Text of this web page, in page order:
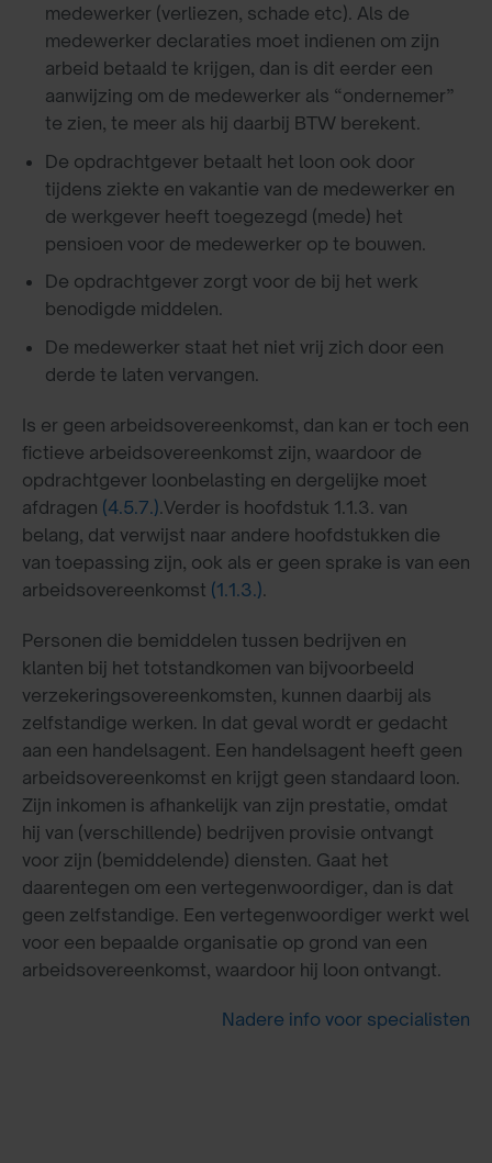
medewerker (verliezen, schade etc). Als de
medewerker declaraties moet indienen om zijn
arbeid betaald te krijgen, dan is dit eerder een
aanwijzing om de medewerker als “ondernemer”
te zien, te meer als hij daarbij BTW berekent.
De opdrachtgever betaalt het loon ook door
tijdens ziekte en vakantie van de medewerker en
de werkgever heeft toegezegd (mede) het
pensioen voor de medewerker op te bouwen.
De opdrachtgever zorgt voor de bij het werk
benodigde middelen.
De medewerker staat het niet vrij zich door een
derde te laten vervangen.
Is er geen arbeidsovereenkomst, dan kan er toch een
fictieve arbeidsovereenkomst zijn, waardoor de
opdrachtgever loonbelasting en dergelijke moet
afdragen (4.5.7.).Verder is hoofdstuk 1.1.3. van
belang, dat verwijst naar andere hoofdstukken die
van toepassing zijn, ook als er geen sprake is van een
arbeidsovereenkomst (1.1.3.).
Personen die bemiddelen tussen bedrijven en
klanten bij het totstandkomen van bijvoorbeeld
verzekeringsovereenkomsten, kunnen daarbij als
zelfstandige werken. In dat geval wordt er gedacht
aan een handelsagent. Een handelsagent heeft geen
arbeidsovereenkomst en krijgt geen standaard loon.
Zijn inkomen is afhankelijk van zijn prestatie, omdat
hij van (verschillende) bedrijven provisie ontvangt
voor zijn (bemiddelende) diensten. Gaat het
daarentegen om een vertegenwoordiger, dan is dat
geen zelfstandige. Een vertegenwoordiger werkt wel
voor een bepaalde organisatie op grond van een
arbeidsovereenkomst, waardoor hij loon ontvangt.
Nadere info voor specialisten